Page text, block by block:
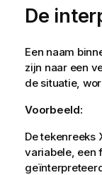
De
Een naam
zijn naar een
de situatie,
Voorbeeld:
De tekenreeks
variabele, een